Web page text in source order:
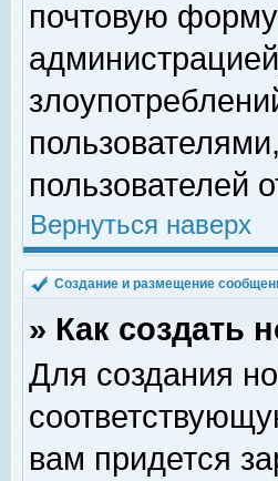
почтовую
пользователей
Вернуться наверх
Создание и размещение
» Как создать
Для создания
вам придется